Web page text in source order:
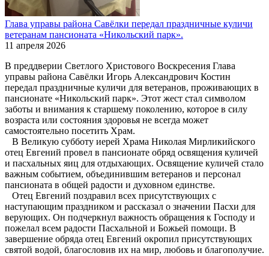
Глава управы района Савёлки передал праздничные куличи
ветеранам пансионата «Никольский парк».
11 апреля 2026
В преддверии Светлого Христового Воскресения Глава
управы района Савёлки Игорь Александрович Костин
передал праздничные куличи для ветеранов, проживающих в
пансионате «Никольский парк». Этот жест стал символом
заботы и внимания к старшему поколению, которое в силу
возраста или состояния здоровья не всегда может
самостоятельно посетить Храм.
В Великую субботу иерей Храма Николая Мирликийского
отец Евгений провел в пансионате обряд освящения куличей
и пасхальных яиц для отдыхающих. Освящение куличей стало
важным событием, объединившим ветеранов и персонал
пансионата в общей радости и духовном единстве.
Отец Евгений поздравил всех присутствующих с
наступающим праздником и рассказал о значении Пасхи для
верующих. Он подчеркнул важность обращения к Господу и
пожелал всем радости Пасхальной и Божьей помощи. В
завершение обряда отец Евгений окропил присутствующих
святой водой, благословив их на мир, любовь и благополучие.